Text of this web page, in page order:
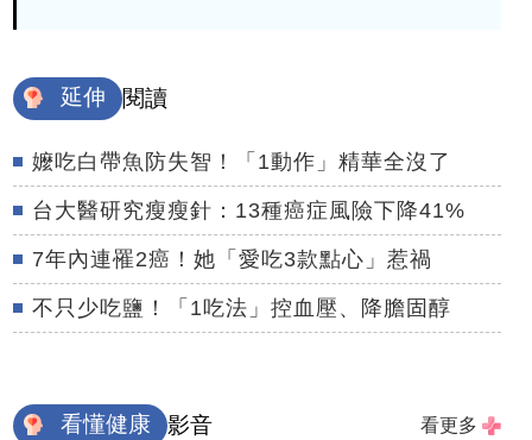
延伸 閱讀
嬤吃白帶魚防失智！「1動作」精華全沒了
台大醫研究瘦瘦針：13種癌症風險下降41%
7年內連罹2癌！她「愛吃3款點心」惹禍
不只少吃鹽！「1吃法」控血壓、降膽固醇
看懂健康 影音 看更多